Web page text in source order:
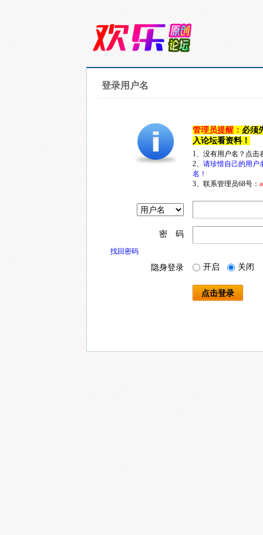
登录用户名
管理员提醒： 必须
入论坛看资料！
1、没有用户名？点
2、 请珍惜自己的用户
名！
3、联系管理员68号：
密 码
找回密码
隐身登录 开启 关闭
点击登录